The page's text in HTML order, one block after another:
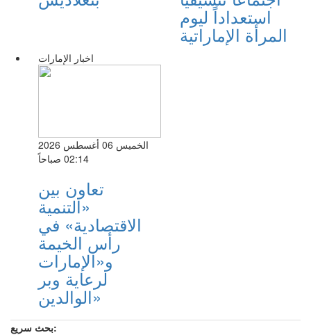
استعداداً ليوم
المرأة الإماراتية
اخبار الإمارات
الخميس 06 أغسطس 2026
02:14 صباحاً
تعاون بين
«التنمية
الاقتصادية» في
رأس الخيمة
و«الإمارات
لرعاية وبر
الوالدين»
بحث سريع: